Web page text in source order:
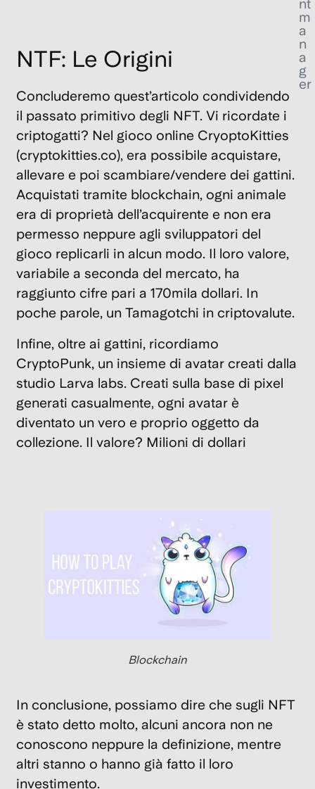
NTF: Le Origini
Concluderemo quest’articolo condividendo
il passato primitivo degli NFT. Vi ricordate i
criptogatti? Nel gioco online CryoptoKitties
(cryptokitties.co), era possibile acquistare,
allevare e poi scambiare/vendere dei gattini.
Acquistati tramite blockchain, ogni animale
era di proprietà dell’acquirente e non era
permesso neppure agli sviluppatori del
gioco replicarli in alcun modo. Il loro valore,
variabile a seconda del mercato, ha
raggiunto cifre pari a 170mila dollari. In
poche parole, un Tamagotchi in criptovalute.
Infine, oltre ai gattini, ricordiamo
CryptoPunk, un insieme di avatar creati dalla
studio Larva labs. Creati sulla base di pixel
generati casualmente, ogni avatar è
diventato un vero e proprio oggetto da
collezione. Il valore? Milioni di dollari
Blockchain
In conclusione, possiamo dire che sugli NFT
è stato detto molto, alcuni ancora non ne
conoscono neppure la definizione, mentre
altri stanno o hanno già fatto il loro
investimento.
nt
m
a
n
a
g
er